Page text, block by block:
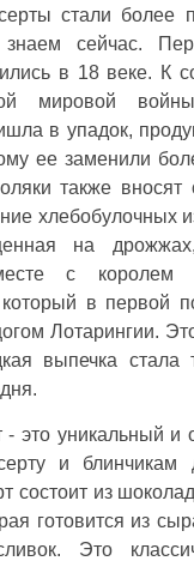
стали более
сейчас.
в 18 веке. К
мировой
в упадок,
ее заменили
также вносят
хлебобулочных
на
с королем
в первой
Лотарингии.
выпечка
- это уникальный и
и блинчикам
состоит из
готовится из
Это